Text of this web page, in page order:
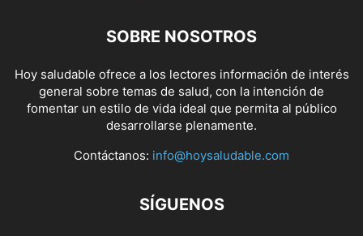
SOBRE NOSOTROS
Hoy saludable ofrece a los lectores información de interés
general sobre temas de salud, con la intención de
fomentar un estilo de vida ideal que permita al público
desarrollarse plenamente.
Contáctanos: info@hoysaludable.com
SÍGUENOS